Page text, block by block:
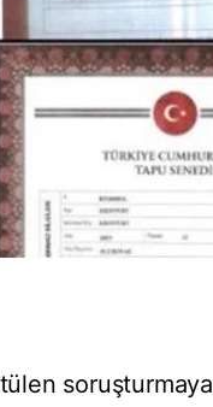
soruşturmaya